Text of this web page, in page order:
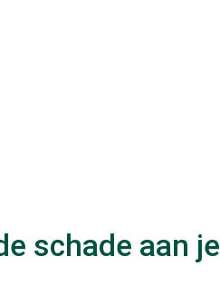
schade aan je